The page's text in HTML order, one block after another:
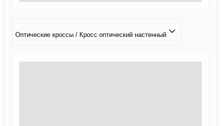
Оптические кроссы / Кросс оптический настенный